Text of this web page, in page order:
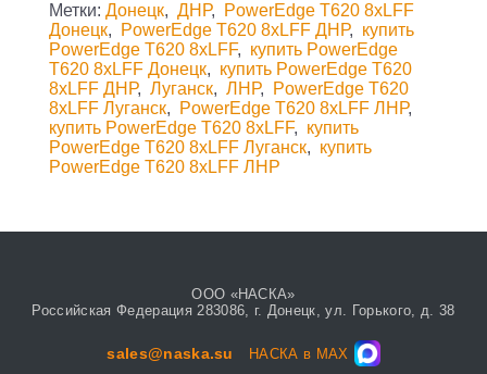
Метки: Донецк, ДНР,
PowerEdge T620 8xLFF
Донецк, PowerEdge T620 8xLFF ДНР, купить
PowerEdge T620 8xLFF, купить PowerEdge
T620 8xLFF Донецк, купить PowerEdge T620
8xLFF ДНР, Луганск, ЛНР,
PowerEdge T620
8xLFF Луганск, PowerEdge T620 8xLFF ЛНР,
купить PowerEdge T620 8xLFF, купить
PowerEdge T620 8xLFF Луганск, купить
PowerEdge T620 8xLFF ЛНР
ООО «НАСКА»
Российская Федерация 283086, г. Донецк, ул. Горького, д. 38
sales@naska.su НАСКА в MAX